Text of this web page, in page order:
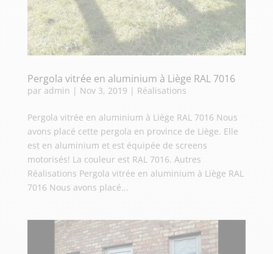
Pergola vitrée en aluminium à Liège RAL 7016
par admin | Nov 3, 2019 | Réalisations
Pergola vitrée en aluminium à Liège RAL 7016 Nous
avons placé cette pergola en province de Liège. Elle
est en aluminium et est équipée de screens
motorisés! La couleur est RAL 7016. Autres
Réalisations Pergola vitrée en aluminium à Liège RAL
7016 Nous avons placé...